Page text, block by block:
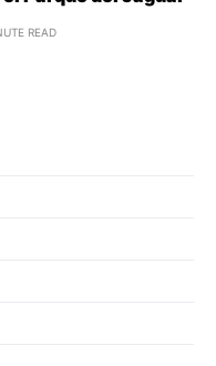
READ